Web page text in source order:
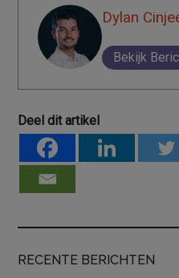
Dylan
Bekijk
Deel dit artikel
RECENTE BERICHTEN